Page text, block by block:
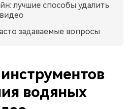
лучшие способы удалить
задаваемые вопросы
водяных